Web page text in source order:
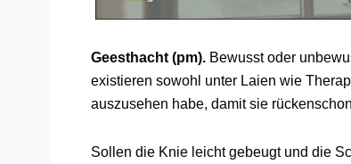
Geesthacht (pm). Bewusst oder
existieren sowohl unter Laien wie
auszusehen habe, damit sie
Sollen die Knie leicht gebeugt und die